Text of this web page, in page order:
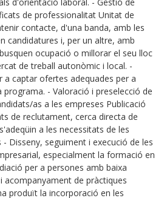
de professionalitat Unitat de
contacte, d'una banda, amb les
candidatures i, per un altre, amb
ocupació o millorar el seu lloc
de treball autonòmic i local. -
a captar ofertes adequades per a
- Valoració i preselecció de
as a les empreses Publicació
de reclutament, cerca directa de
a les necessitats de les
- Disseny, seguiment i execució de les
especialment la formació en
per a persones amb baixa
acompanyament de pràctiques
produït la incorporació en les